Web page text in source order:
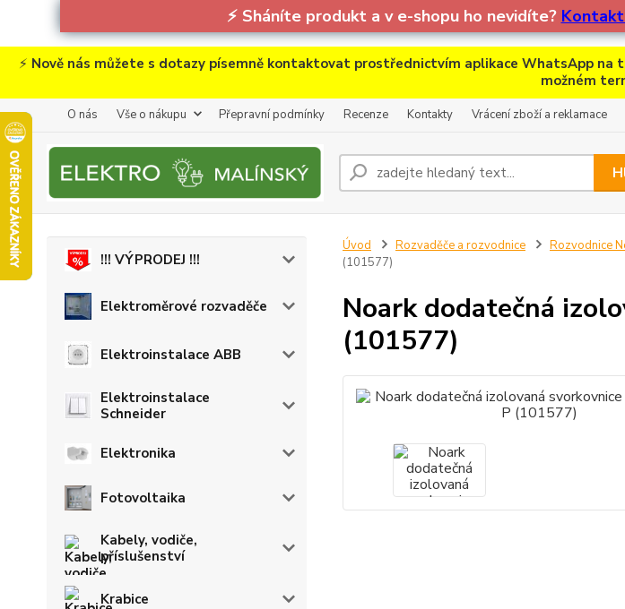
⚡ Sháníte produkt a v e-shopu ho nevidíte?
⚡ Nově nás můžete s dotazy písemně kontaktovat prostřednictvím aplikace WhatsApp na
možném
O nás Vše o nákupu Přepravní podmínky Recenze Kontakty Vrácení zboží a reklamace
!!! VÝPRODEJ !!!
Elektroměrové rozvaděče
Elektroinstalace ABB
Elektroinstalace
Schneider
Elektronika
Fotovoltaika
Kabely, vodiče,
příslušenství
Krabice
Úvod Rozvaděče a rozvodnice Rozvodnice
(101577)
Noark dodatečná
(101577)